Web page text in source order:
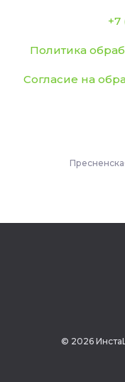
+7
Политика
Согласие на
© 2026